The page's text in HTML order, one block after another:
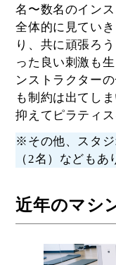
名〜数名のイン
全体的に見てい
り、共に頑張ろ
った良い刺激も
ンストラクター
も制約は出てし
抑えてピラティ
※その他、スタジ
（2名）などもあ
近年のマシ